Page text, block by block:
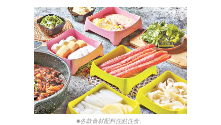
■各款食材配料任點任食。